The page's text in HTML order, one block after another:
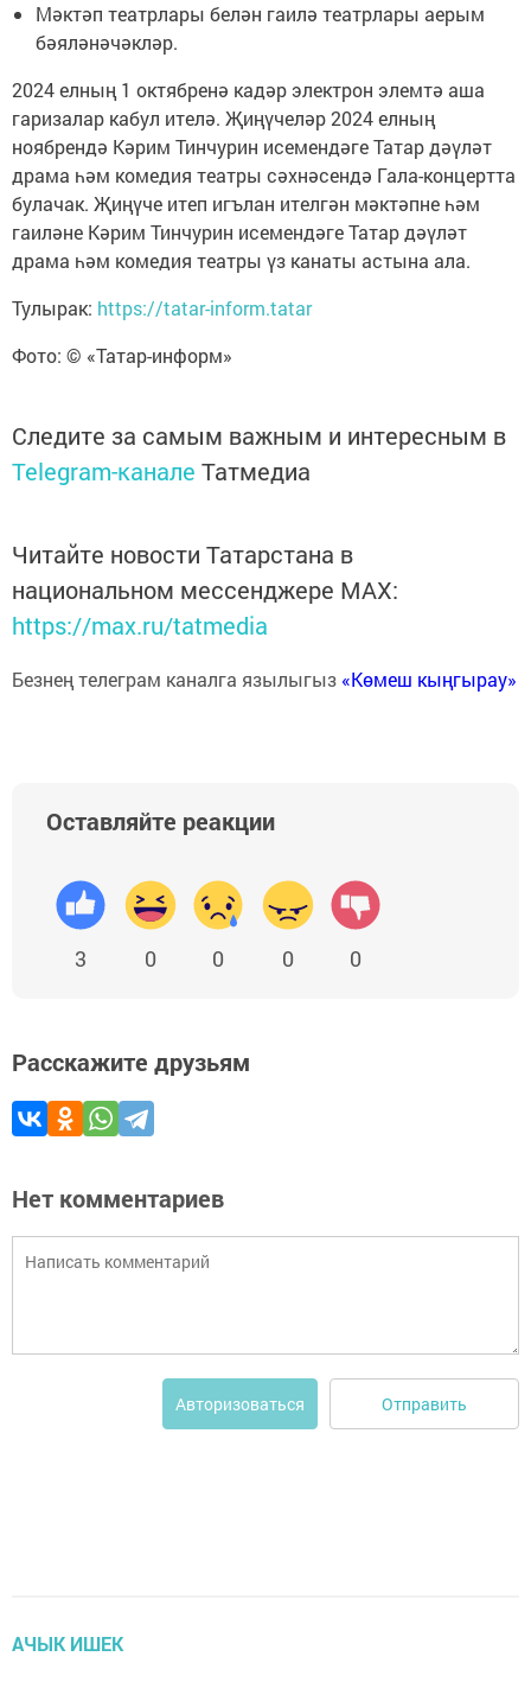
Мәктәп театрлары белән гаилә театрлары аерым
бәяләнәчәкләр.
2024 елның 1 октябренә кадәр электрон элемтә аша
гаризалар кабул ителә. Җиңүчеләр 2024 елның
ноябрендә Кәрим Тинчурин исемендәге Татар дәүләт
драма һәм комедия театры сәхнәсендә Гала-концертта
булачак. Җиңүче итеп игълан ителгән мәктәпне һәм
гаиләне Кәрим Тинчурин исемендәге Татар дәүләт
драма һәм комедия театры үз канаты астына ала.
Тулырак: https://tatar-inform.tatar
Фото: © «Татар-информ»
Следите за самым важным и интересным в
Telegram-канале Татмедиа
Читайте новости Татарстана в
национальном мессенджере MАХ:
https://max.ru/tatmedia
Безнең телеграм каналга язылыгыз «Көмеш кыңгырау»
Оставляйте реакции
3 0 0 0 0
Расскажите друзьям
Нет комментариев
Авторизоваться Отправить
АЧЫК ИШЕК